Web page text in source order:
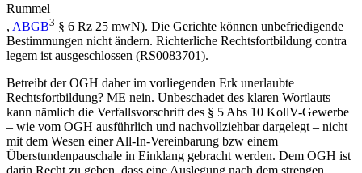
Rummel
, ABGB3 § 6 Rz 25 mwN). Die Gerichte können unbefriedigende
Bestimmungen nicht ändern. Richterliche Rechtsfortbildung contra
legem ist ausgeschlossen (RS0083701).
Betreibt der OGH daher im vorliegenden Erk unerlaubte
Rechtsfortbildung? ME nein. Unbeschadet des klaren Wortlauts
kann nämlich die Verfallsvorschrift des § 5 Abs 10 KollV-Gewerbe
– wie vom OGH ausführlich und nachvollziehbar dargelegt – nicht
mit dem Wesen einer All-In-Vereinbarung bzw einem
Überstundenpauschale in Einklang gebracht werden. Dem OGH ist